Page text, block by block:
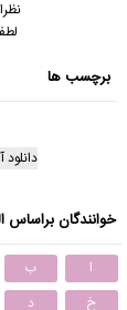
برچسب ها
خوانندگان براساس
ا ب
خ
د